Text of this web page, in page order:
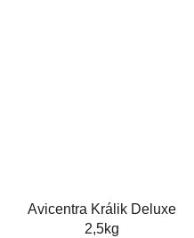
Avicentra Králik Deluxe
2,5kg